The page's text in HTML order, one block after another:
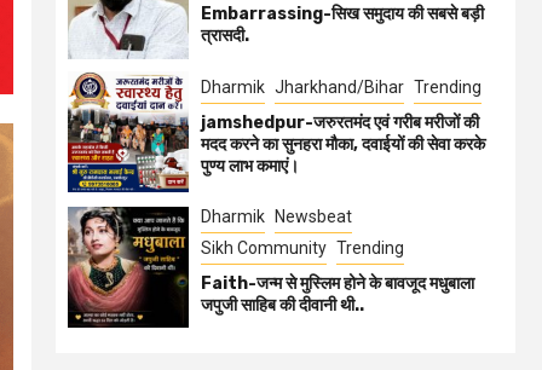
Embarrassing-सिख समुदाय की सबसे बड़ी
त्रासदी.
Dharmik Jharkhand/Bihar Trending
jamshedpur-जरुरतमंद एवं गरीब मरीजों की
मदद करने का सुनहरा मौका, दवाईयों की सेवा करके
पुण्य लाभ कमाएं।
Dharmik
Newsbeat
Sikh Community Trending
Faith-जन्म से मुस्लिम होने के बावजूद मधुबाला
जपुजी साहिब की दीवानी थी..